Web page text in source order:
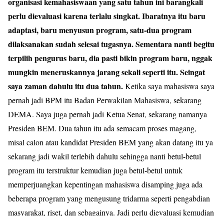
perlu dievaluasi karena terlalu singkat. Ibaratnya itu baru
adaptasi, baru menyusun program, satu-dua program
dilaksanakan sudah selesai tugasnya. Sementara nanti begitu
terpilih pengurus baru, dia pasti bikin program baru, nggak
mungkin meneruskannya jarang sekali seperti itu. Seingat
saya zaman dahulu itu dua tahun.Ketika saya mahasiswa saya
pernah jadi BPM itu Badan Perwakilan Mahasiswa, sekarang
DEMA. Saya juga pernah jadi Ketua Senat, sekarang namanya
Presiden BEM. Dua tahun itu ada semacam proses magang,
misal calon atau kandidat Presiden BEM yang akan datang itu ya
sekarang jadi wakil terlebih dahulu sehingga nanti betul-betul
program itu terstruktur kemudian juga betul-betul untuk
memperjuangkan kepentingan mahasiswa disamping juga ada
beberapa program yang mengusung tridarma seperti pengabdian
masyarakat, riset, dan sebagainya. Jadi perlu dievaluasi kemudian